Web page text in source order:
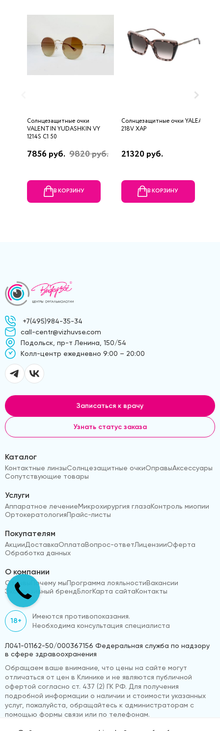
Солнцезащитные очки
VALENTIN YUDASHKIN VY
1214S C1 50
7856 руб. 9820 руб.
В КОРЗИНУ
Солнцезащитные очки YALEA
218V XAP
21320 руб.
В КОРЗИНУ
+7(495)984-35-34
call-centr@vizhuvse.com
Подольск, пр-т Ленина, 150/54
Kолл-центр ежедневно 9:00 – 20:00
Записаться к врачу
Узнать статус заказа
Каталог
Контактные линзыСолнцезащитные очкиОправыАксессуары
Сопутствующие товары
Услуги
Аппаратное лечениеМикрохирургия глазаКонтроль миопии
ОртокератологияПрайс-листы
Покупателям
АкцииДоставкаОплатаВопрос-ответЛицензииОферта
Обработка данных
О компании
Отзывы Почему мыПрограмма лояльностиВакансии
Эксклюзивный брендБлогКарта сайтаКонтакты
18+
Имеются противопоказания.
Необходима консультация специалиста
Л041-01162-50/000367156 Федеральная служба по надзору
в сфере здравоохранения
Обращаем ваше внимание, что цены на сайте могут
отличаться от цен в Клинике и не являются публичной
офертой согласно ст. 437 (2) ГК РФ. Для получения
подробной информации о наличии и стоимости указанных
услуг, пожалуйста, обращайтесь к администраторам с
помощью формы связи или по телефонам.